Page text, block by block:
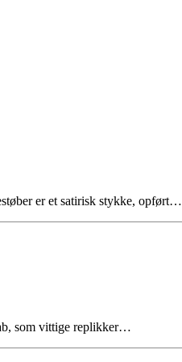
er et satirisk stykke, opført…
som vittige replikker…